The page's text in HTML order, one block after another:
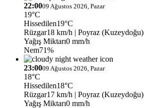
22:0009 Ağustos 2026, Pazar
19°C
Hissedilen19°C
Rüzgar18 km/h | Poyraz (Kuzeydoğu)
Yağış Miktarı0 mm/h
Nem71%
23:0009 Ağustos 2026, Pazar
18°C
Hissedilen18°C
Rüzgar17 km/h | Poyraz (Kuzeydoğu)
Yağış Miktarı0 mm/h